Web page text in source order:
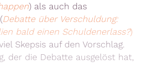
) als auch das
Debatte über Verschuldung:
bald einen Schuldenerlass?)
Skepsis auf den Vorschlag.
der die Debatte ausgelöst hat,